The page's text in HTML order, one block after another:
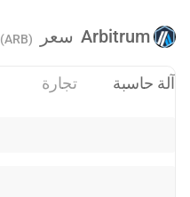
Arbitrum سعر (ARB)
آلة حاسبة تجارة